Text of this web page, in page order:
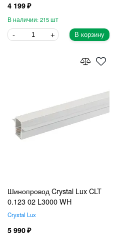
4 199
215
В корзину
Шинопровод Crystal Lux CLT
0.123 02 L3000 WH
Crystal Lux
5 990